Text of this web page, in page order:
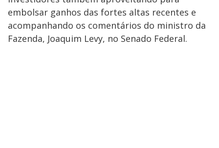
embolsar ganhos das fortes altas recentes e
acompanhando os comentários do ministro da
Fazenda, Joaquim Levy, no Senado Federal.